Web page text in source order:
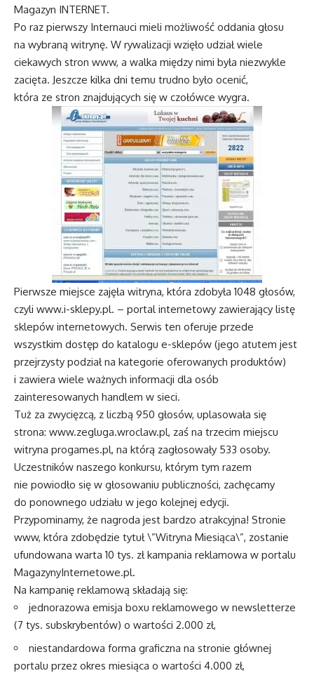
Magazyn INTERNET.
Po raz pierwszy Internauci mieli możliwość oddania głosu
na wybraną witrynę. W rywalizacji wzięło udział wiele
ciekawych stron www, a walka między nimi była niezwykle
zacięta. Jeszcze kilka dni temu trudno było ocenić,
która ze stron znajdujących się w czołówce wygra.
Pierwsze miejsce zajęła witryna, która zdobyła 1048 głosów,
czyli www.i-sklepy.pl. – portal internetowy zawierający listę
sklepów internetowych. Serwis ten oferuje przede
wszystkim dostęp do katalogu e-sklepów (jego atutem jest
przejrzysty podział na kategorie oferowanych produktów)
i zawiera wiele ważnych informacji dla osób
zainteresowanych handlem w sieci.
Tuż za zwycięzcą, z liczbą 950 głosów, uplasowała się
strona: www.zegluga.wroclaw.pl, zaś na trzecim miejscu
witryna progames.pl, na którą zagłosowały 533 osoby.
Uczestników naszego konkursu, którym tym razem
nie powiodło się w głosowaniu publiczności, zachęcamy
do ponownego udziału w jego kolejnej edycji.
Przypominamy, że nagroda jest bardzo atrakcyjna! Stronie
www, która zdobędzie tytuł \”Witryna Miesiąca\”, zostanie
ufundowana warta 10 tys. zł kampania reklamowa w portalu
MagazynyInternetowe.pl.
Na kampanię reklamową składają się:
jednorazowa emisja boxu reklamowego w newsletterze
(7 tys. subskrybentów) o wartości 2.000 zł,
niestandardowa forma graficzna na stronie głównej
portalu przez okres miesiąca o wartości 4.000 zł,